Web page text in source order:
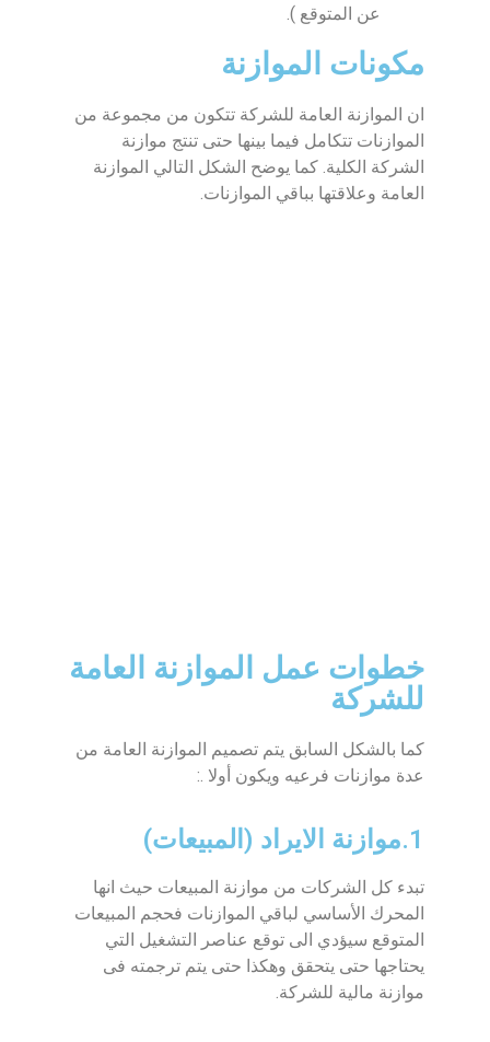
عن المتوقع ).
مكونات الموازنة
ان الموازنة العامة للشركة تتكون من مجموعة من
الموازنات تتكامل فيما بينها حتى تنتج موازنة
الشركة الكلية. كما يوضح الشكل التالي الموازنة
العامة وعلاقتها بباقي الموازنات.
خطوات عمل الموازنة العامة
للشركة
كما بالشكل السابق يتم تصميم الموازنة العامة من
عدة موازنات فرعيه ويكون أولا .:
1.موازنة الايراد (المبيعات)
تبدء كل الشركات من موازنة المبيعات حيث انها
المحرك الأساسي لباقي الموازنات فحجم المبيعات
المتوقع سيؤدي الى توقع عناصر التشغيل التي
يحتاجها حتى يتحقق وهكذا حتى يتم ترجمته فى
موازنة مالية للشركة.